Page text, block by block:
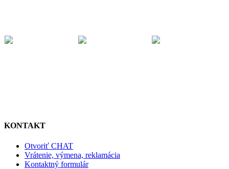
KONTAKT
Otvoriť CHAT
Vrátenie, výmena, reklamácia
Kontaktný formulár